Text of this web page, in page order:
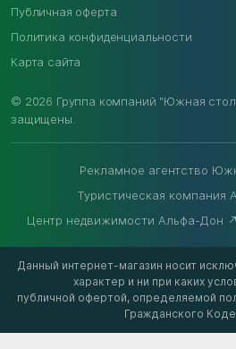
© 2026 Группа компаний "Южная
защищены.
Публичная оферта
Политика конфиденциальности
Карта сайта
Рекламное агентство
Туристическая компания
Центр недвижимости Альфа-Дон
Данный интернет-магазин носит
характер и ни при каких
публичной офертой, определяемой
Гражданского